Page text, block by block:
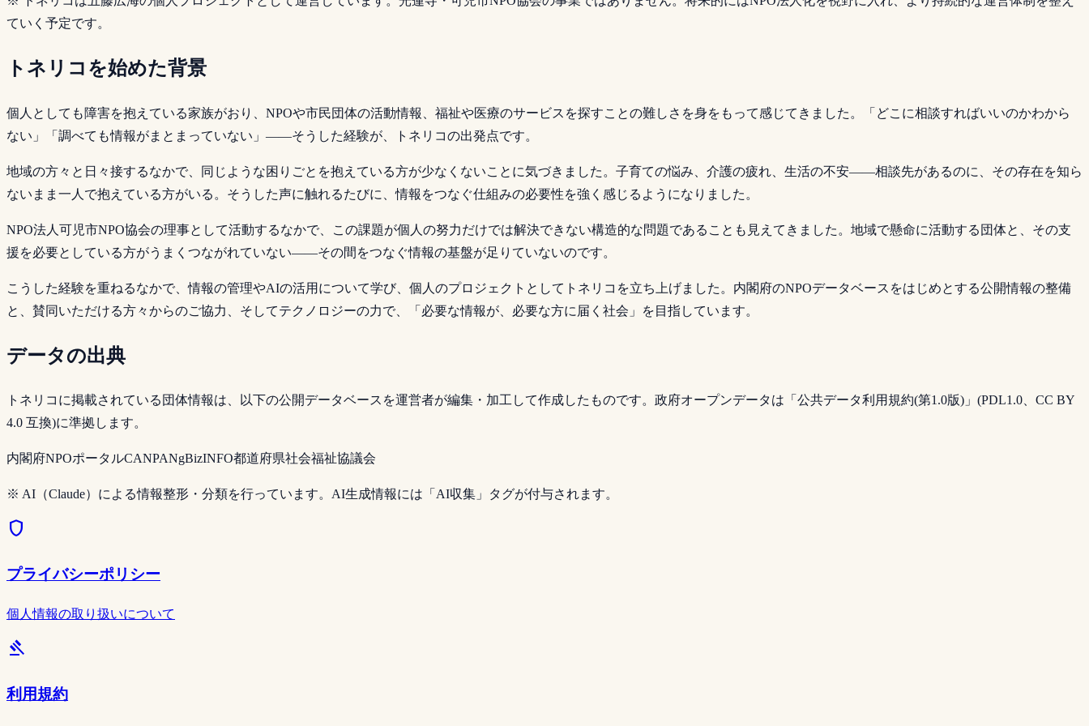
ていく予定です。
トネリコを始めた背景
個人としても障害を抱えている家族がおり、NPOや市民団体の活動情報、福祉や医療のサービスを探すことの難しさを身をもって感じてきました。「どこに相談すればいいのかわから
ない」「調べても情報がまとまっていない」——そうした経験が、トネリコの出発点です。
地域の方々と日々接するなかで、同じような困りごとを抱えている方が少なくないことに気づきました。子育ての悩み、介護の疲れ、生活の不安——相談先があるのに、その存在を知ら
ないまま一人で抱えている方がいる。そうした声に触れるたびに、情報をつなぐ仕組みの必要性を強く感じるようになりました。
NPO法人可児市NPO協会の理事として活動するなかで、この課題が個人の努力だけでは解決できない構造的な問題であることも見えてきました。地域で懸命に活動する団体と、その支
援を必要としている方がうまくつながれていない——その間をつなぐ情報の基盤が足りていないのです。
こうした経験を重ねるなかで、情報の管理やAIの活用について学び、個人のプロジェクトとしてトネリコを立ち上げました。内閣府のNPOデータベースをはじめとする公開情報の整備
と、賛同いただける方々からのご協力、そしてテクノロジーの力で、「必要な情報が、必要な方に届く社会」を目指しています。
データの出典
トネリコに掲載されている団体情報は、以下の公開データベースを運営者が編集・加工して作成したものです。政府オープンデータは「公共データ利用規約(第1.0版)」(PDL1.0、CC BY
4.0 互換)に準拠します。
内閣府NPOポータルCANPANgBizINFO都道府県社会福祉協議会
※ AI（Claude）による情報整形・分類を行っています。AI生成情報には「AI収集」タグが付与されます。
shield
プライバシーポリシー
個人情報の取り扱いについて
gavel
利用規約